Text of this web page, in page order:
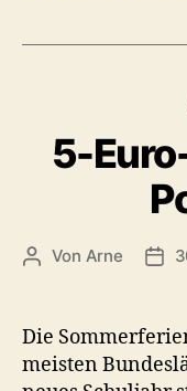
5-
Beitragsautor
Von Arne
Die
meisten